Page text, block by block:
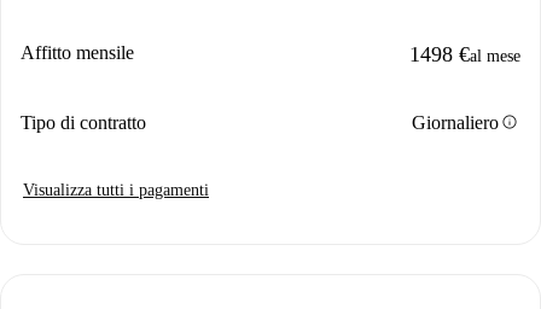
Affitto mensile 1498 €al mese
Tipo di contratto Giornalieroinfo
Visualizza tutti i pagamenti